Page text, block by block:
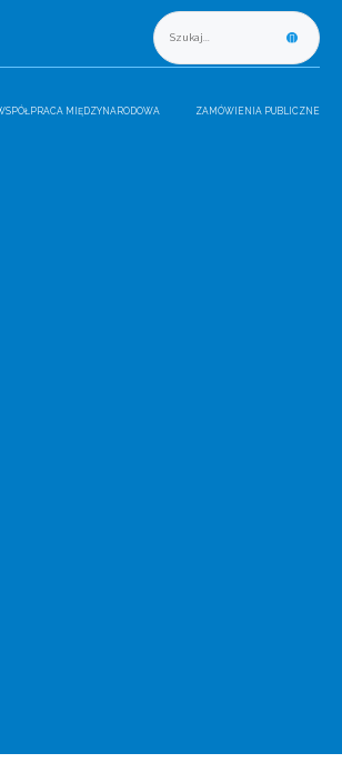
MIĘDZYNARODOWA ZAMÓWIENIA PUBLICZNE